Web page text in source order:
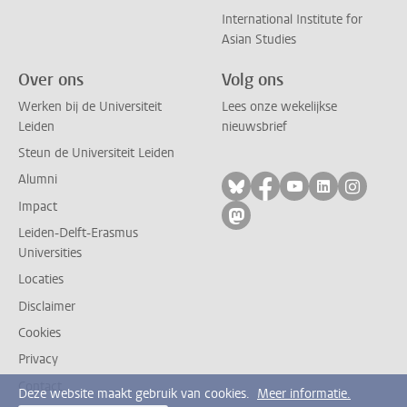
International Institute for
Asian Studies
Over ons
Werken bij de Universiteit
Leiden
Steun de Universiteit Leiden
Alumni
Impact
Leiden-Delft-Erasmus
Universities
Locaties
Disclaimer
Cookies
Privacy
Contact
Volg ons
Lees onze wekelijkse
nieuwsbrief
Volg ons op bluesky
Volg ons op
Volg ons op
Volg ons
Volg
Volg ons op mastodon
Deze website maakt gebruik van cookies. Meer informatie.